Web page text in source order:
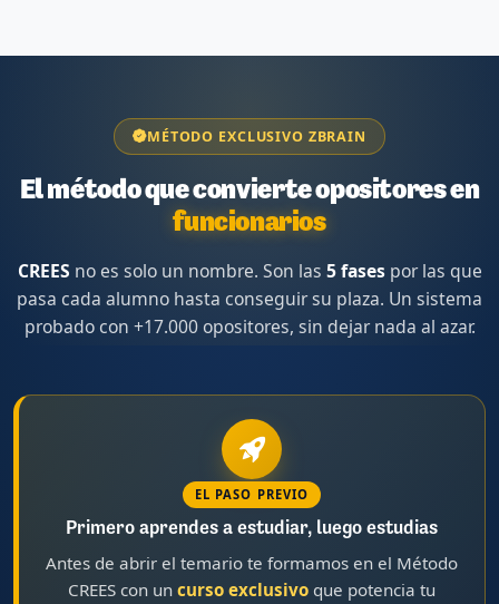
MÉTODO EXCLUSIVO ZBRAIN
El método que convierte opositores en
funcionarios
CREES no es solo un nombre. Son las 5 fasespor las que
pasa cada alumno hasta conseguir su plaza. Un sistema
probado con +17.000 opositores, sin dejar nada al azar.
EL PASO PREVIO
Primero aprendes a estudiar, luego estudias
Antes de abrir el temario te formamos en el Método
CREES con un curso exclusivo que potencia tu